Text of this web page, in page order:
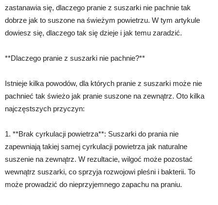
zastanawia się, dlaczego pranie z suszarki nie pachnie tak
dobrze jak to suszone na świeżym powietrzu. W tym artykule
dowiesz się, dlaczego tak się dzieje i jak temu zaradzić.
**Dlaczego pranie z suszarki nie pachnie?**
Istnieje kilka powodów, dla których pranie z suszarki może nie
pachnieć tak świeżo jak pranie suszone na zewnątrz. Oto kilka
najczęstszych przyczyn:
1. **Brak cyrkulacji powietrza**: Suszarki do prania nie
zapewniają takiej samej cyrkulacji powietrza jak naturalne
suszenie na zewnątrz. W rezultacie, wilgoć może pozostać
wewnątrz suszarki, co sprzyja rozwojowi pleśni i bakterii. To
może prowadzić do nieprzyjemnego zapachu na praniu.